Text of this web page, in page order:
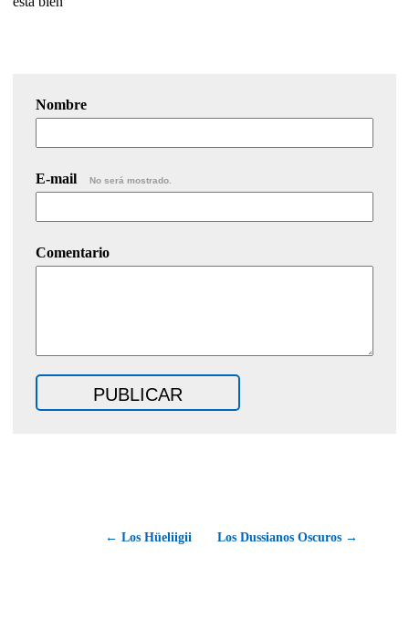
Nombre
E-mail No será mostrado.
Comentario
← Los Hüeliigii Los Dussianos Oscuros →